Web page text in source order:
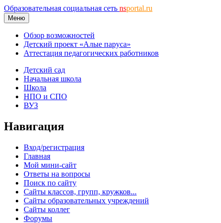
Образовательная социальная сеть nsportal.ru
Меню
Обзор возможностей
Детский проект «Алые паруса»
Аттестация педагогических работников
Детский сад
Начальная школа
Школа
НПО и СПО
ВУЗ
Навигация
Вход/регистрация
Главная
Мой мини-сайт
Ответы на вопросы
Поиск по сайту
Сайты классов, групп, кружков...
Сайты образовательных учреждений
Сайты коллег
Форумы